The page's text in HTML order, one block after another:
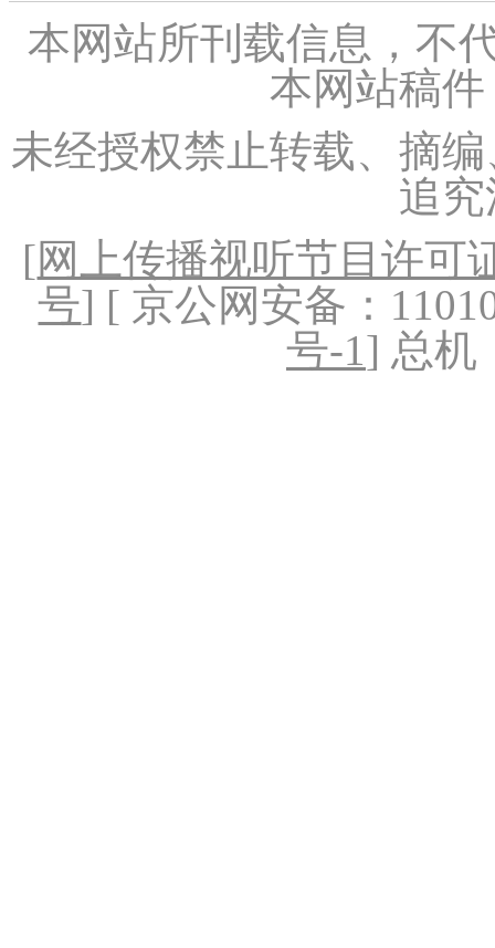
本网站所刊载信息，不
本网站稿
未经授权禁止转载、摘
追
[网上传播视听节目许可
号] [ 京公网安备：
号-1] 总机